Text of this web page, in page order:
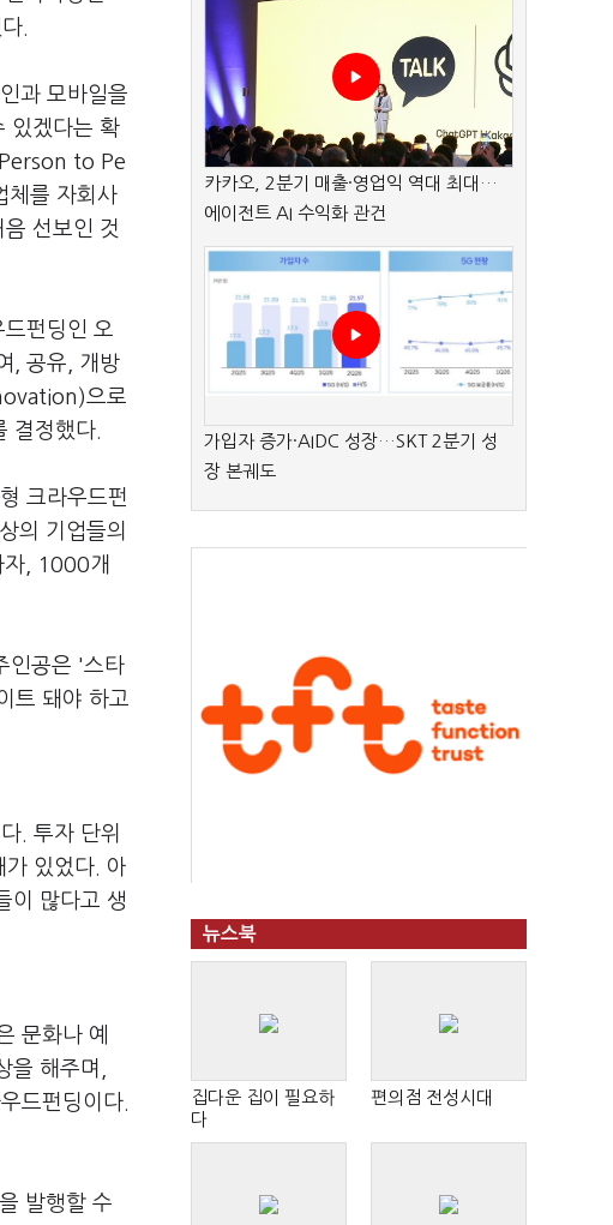
.
과 모바일을
있겠다는 확
to Pe
체를 자회사
선보인 것
펀딩인 오
, 공유, 개방
으로
결정했다.
크라우드펀
의 기업들의
자, 1000개
인공은 '스타
트 돼야 하고
. 투자 단위
가 있었다. 아
이 많다고 생
문화나 예
해주며,
드펀딩이다.
발행할 수
카카오, 2분기 매출·영업익 역대 최대…
에이전트 AI 수익화 관건
가입자 증가·AIDC 성장…SKT 2분기 성
장 본궤도
뉴스북
집다운 집이 필요하
다
편의점 전성시대